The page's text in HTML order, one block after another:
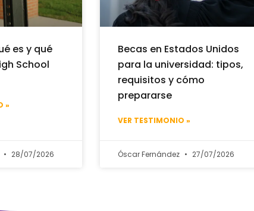
es y qué
School
»
28/07/2026
Becas en Estados Unidos
para la universidad: tipos,
requisitos y cómo
prepararse
VER TESTIMONIO »
Óscar Fernández 27/07/2026